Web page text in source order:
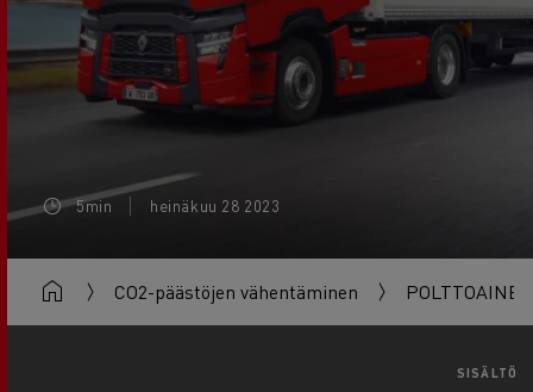
5min heinäkuu 28 2023
CO2-päästöjen vähentäminen
SISÄLTÖ